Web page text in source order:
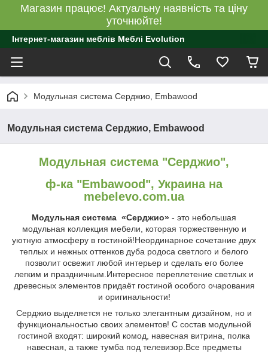
Магазин працює! Актуальну наявність та ціну
уточнюйте!
Інтернет-магазин меблів Меблі Evolution
Модульная система Серджио, Embawood
Модульная система Серджио, Embawood
Модульная система "Серджио",
ф-ка "Embawood", Украина на
mebelevo.com.ua
Модульная система «Серджио» - это небольшая
модульная коллекция мебели, которая торжественную и
уютную атмосферу в гостиной!Неординарное сочетание двух
теплых и нежных оттенков дуба родоса светлого и белого
позволит освежит любой интерьер и сделать его более
легким и праздничным.Интересное переплетение светлых и
древесных элементов придаёт гостиной особого очарования
и оригинальности!
Серджио выделяется не только элегантным дизайном, но и
функциональностью своих элементов! С состав модульной
гостиной входят: широкий комод, навесная витрина, полка
навесная, а также тумба под телевизор.Все предметы